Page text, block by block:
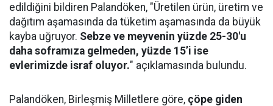
edildiğini bildiren Palandöken, "Üretilen ürün, üretim ve
dağıtım aşamasında da tüketim aşamasında da büyük
kayba uğruyor. Sebze ve meyvenin yüzde 25-30'u
daha soframıza gelmeden, yüzde 15’i ise
evlerimizde israf oluyor." açıklamasında bulundu.
Palandöken, Birleşmiş Milletlere göre, çöpe giden